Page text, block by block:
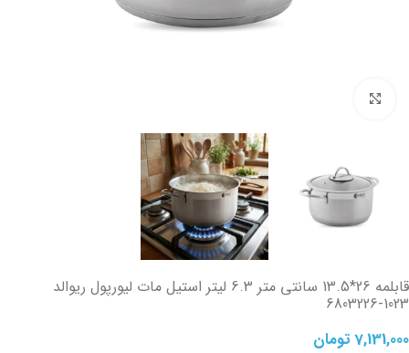
قابلمه 26*13.5 سانتی متر 6.3 لیتر استیل مات لیورپول ریوالد
6803226-1023
7,131,000تومان